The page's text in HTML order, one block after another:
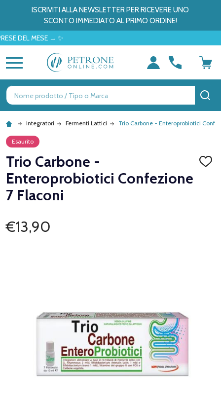
ISCRIVITI ALLA NEWSLETTER PER RICEVERE UNO
SCONTO IMMEDIATO AL PRIMO ORDINE!
MESE → ✨
Ricerca
Integratori Fermenti Lattici Trio Carbone - Enteroprobiotici
Esaurito
Trio Carbone -
Enteroprobiotici Confezione
7 Flaconi
€13,90